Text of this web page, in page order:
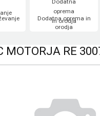
Dodatna oprema in
orodja
MOTORJA RE